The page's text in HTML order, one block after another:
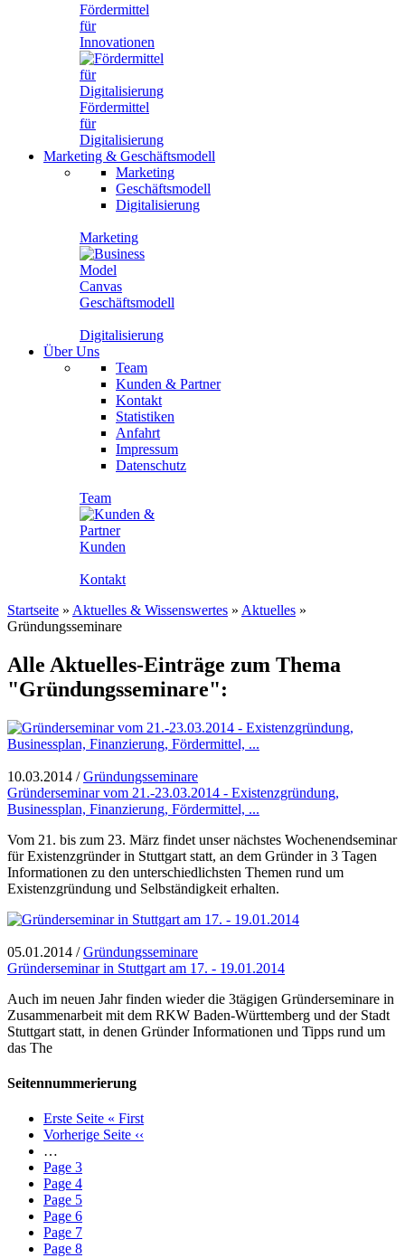
Fördermittel
für
Innovationen
Fördermittel
für
Digitalisierung
Marketing & Geschäftsmodell
Marketing
Geschäftsmodell
Digitalisierung
Marketing
Geschäftsmodell
Digitalisierung
Über Uns
Team
Kunden & Partner
Kontakt
Statistiken
Anfahrt
Impressum
Datenschutz
Team
Kunden
Kontakt
Startseite » Aktuelles & Wissenswertes » Aktuelles »
Gründungsseminare
Alle Aktuelles-Einträge zum Thema
"Gründungsseminare":
10.03.2014 /Gründungsseminare
Gründerseminar vom 21.-23.03.2014 - Existenzgründung,
Businessplan, Finanzierung, Fördermittel, ...
Vom 21. bis zum 23. März findet unser nächstes Wochenendseminar
für Existenzgründer in Stuttgart statt, an dem Gründer in 3 Tagen
Informationen zu den unterschiedlichsten Themen rund um
Existenzgründung und Selbständigkeit erhalten.
05.01.2014 /Gründungsseminare
Gründerseminar in Stuttgart am 17. - 19.01.2014
Auch im neuen Jahr finden wieder die 3tägigen Gründerseminare in
Zusammenarbeit mit dem RKW Baden-Württemberg und der Stadt
Stuttgart statt, in denen Gründer Informationen und Tipps rund um
das The
Seitennummerierung
Erste Seite « First
Vorherige Seite ‹‹
…
Page 3
Page 4
Page 5
Page 6
Page 7
Page 8